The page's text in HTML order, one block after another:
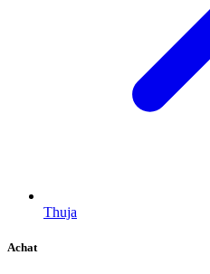
Thuja
Achat